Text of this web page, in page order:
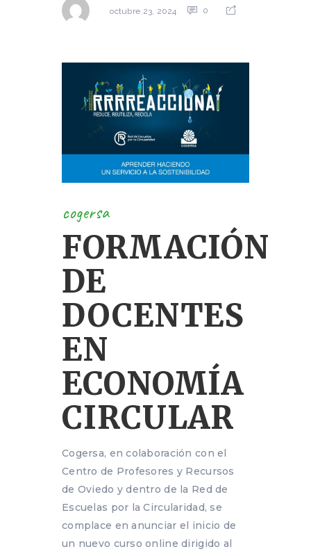
octubre 23, 2024 0
cogersa
FORMACIÓN
DE
DOCENTES
EN
ECONOMÍA
CIRCULAR
Cogersa, en colaboración con el
Centro de Profesores y Recursos
de Oviedo y dentro de la Red de
Escuelas por la Circularidad, se
complace en anunciar el inicio de
un nuevo curso online dirigido al